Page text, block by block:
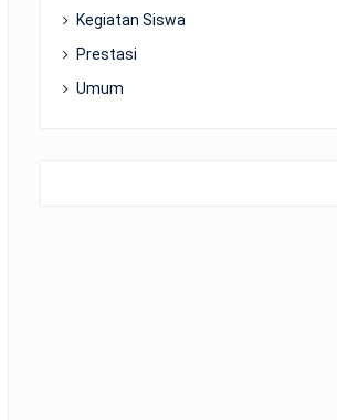
Kegiatan Siswa
Prestasi
Umum